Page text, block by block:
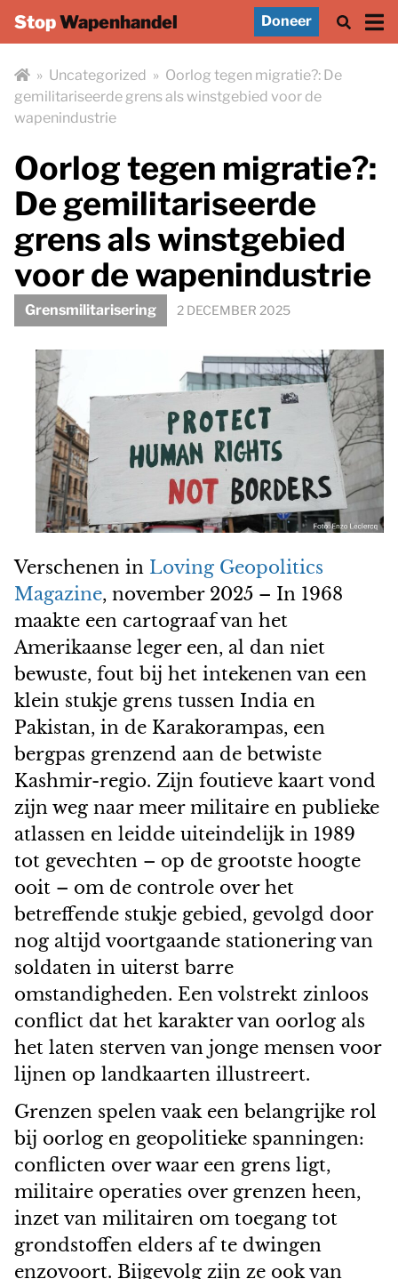
StopWapenhandel Doneer
» Uncategorized » Oorlog tegen migratie?: De
gemilitariseerde grens als winstgebied voor de
wapenindustrie
Oorlog tegen migratie?:
De gemilitariseerde
grens als winstgebied
voor de wapenindustrie
Grensmilitarisering 2 DECEMBER 2025
Verschenen in Loving Geopolitics
Magazine, november 2025 – In 1968
maakte een cartograaf van het
Amerikaanse leger een, al dan niet
bewuste, fout bij het intekenen van een
klein stukje grens tussen India en
Pakistan, in de Karakorampas, een
bergpas grenzend aan de betwiste
Kashmir-regio. Zijn foutieve kaart vond
zijn weg naar meer militaire en publieke
atlassen en leidde uiteindelijk in 1989
tot gevechten – op de grootste hoogte
ooit – om de controle over het
betreffende stukje gebied, gevolgd door
nog altijd voortgaande stationering van
soldaten in uiterst barre
omstandigheden. Een volstrekt zinloos
conflict dat het karakter van oorlog als
het laten sterven van jonge mensen voor
lijnen op landkaarten illustreert.
Grenzen spelen vaak een belangrijke rol
bij oorlog en geopolitieke spanningen:
conflicten over waar een grens ligt,
militaire operaties over grenzen heen,
inzet van militairen om toegang tot
grondstoffen elders af te dwingen
enzovoort. Bijgevolg zijn ze ook van